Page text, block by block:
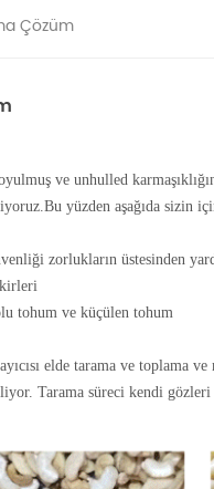
Çözüm
ve unhulled
yüzden aşağıda sizin
zorlukların üstesinden
kirleri
tohum ve küçülen tohum
elde tarama ve toplama
Tarama süreci kendi